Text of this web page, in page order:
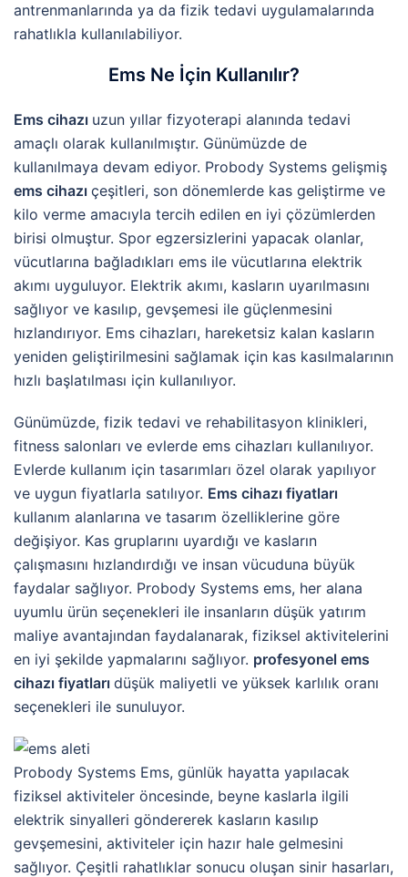
antrenmanlarında ya da fizik tedavi uygulamalarında
rahatlıkla kullanılabiliyor.
Ems Ne İçin Kullanılır?
Ems cihazı uzun yıllar fizyoterapi alanında tedavi
amaçlı olarak kullanılmıştır. Günümüzde de
kullanılmaya devam ediyor. Probody Systems gelişmiş
ems cihazı çeşitleri, son dönemlerde kas geliştirme ve
kilo verme amacıyla tercih edilen en iyi çözümlerden
birisi olmuştur. Spor egzersizlerini yapacak olanlar,
vücutlarına bağladıkları ems ile vücutlarına elektrik
akımı uyguluyor. Elektrik akımı, kasların uyarılmasını
sağlıyor ve kasılıp, gevşemesi ile güçlenmesini
hızlandırıyor. Ems cihazları, hareketsiz kalan kasların
yeniden geliştirilmesini sağlamak için kas kasılmalarının
hızlı başlatılması için kullanılıyor.
Günümüzde, fizik tedavi ve rehabilitasyon klinikleri,
fitness salonları ve evlerde ems cihazları kullanılıyor.
Evlerde kullanım için tasarımları özel olarak yapılıyor
ve uygun fiyatlarla satılıyor. Ems cihazı fiyatları
kullanım alanlarına ve tasarım özelliklerine göre
değişiyor. Kas gruplarını uyardığı ve kasların
çalışmasını hızlandırdığı ve insan vücuduna büyük
faydalar sağlıyor. Probody Systems ems, her alana
uyumlu ürün seçenekleri ile insanların düşük yatırım
maliye avantajından faydalanarak, fiziksel aktivitelerini
en iyi şekilde yapmalarını sağlıyor. profesyonel ems
cihazı fiyatları düşük maliyetli ve yüksek karlılık oranı
seçenekleri ile sunuluyor.
Probody Systems Ems, günlük hayatta yapılacak
fiziksel aktiviteler öncesinde, beyne kaslarla ilgili
elektrik sinyalleri göndererek kasların kasılıp
gevşemesini, aktiviteler için hazır hale gelmesini
sağlıyor. Çeşitli rahatlıklar sonucu oluşan sinir hasarları,